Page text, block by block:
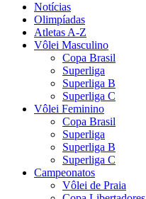
Notícias
Olimpíadas
Atletas A-Z
Vôlei Masculino
Copa Brasil
Superliga
Superliga B
Superliga C
Vôlei Feminino
Copa Brasil
Superliga
Superliga B
Superliga C
Campeonatos
Vôlei de Praia